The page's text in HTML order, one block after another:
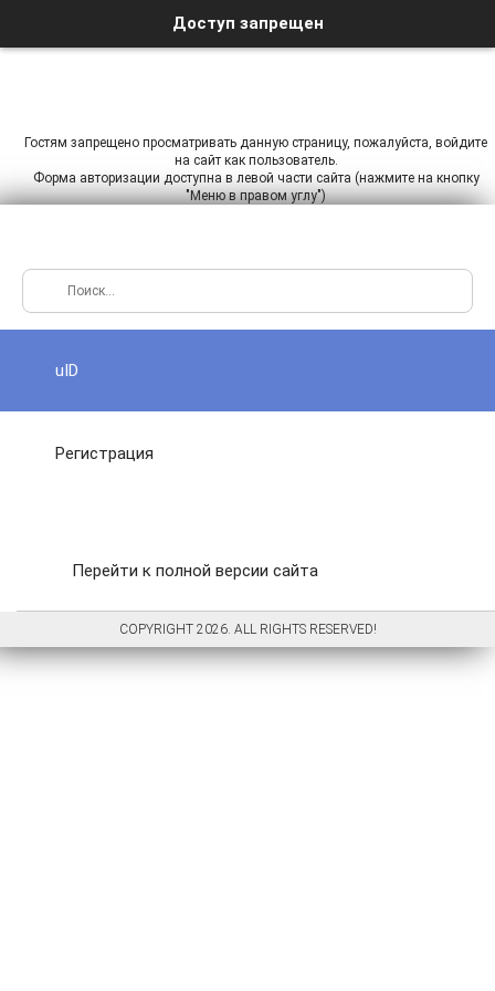
Доступ запрещен
Гостям запрещено просматривать данную страницу, пожалуйста, войдите
на сайт как пользователь.
Форма авторизации доступна в левой части сайта (нажмите на кнопку
"Меню в правом углу")
uID
Регистрация
Перейти к полной версии сайта
COPYRIGHT 2026. ALL RIGHTS RESERVED!